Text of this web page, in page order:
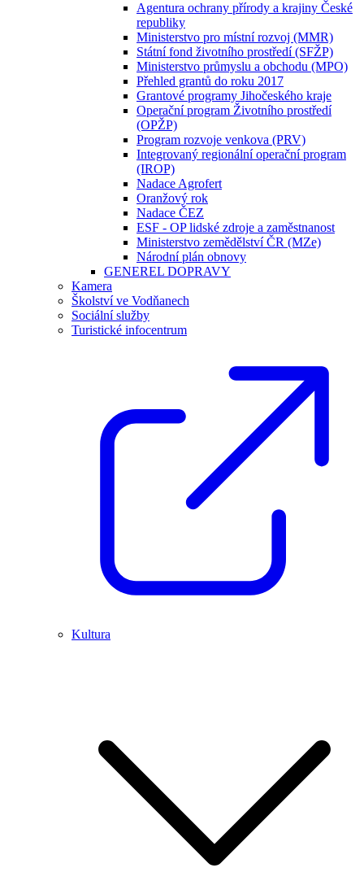
Agentura ochrany přírody a krajiny České
republiky
Ministerstvo pro místní rozvoj (MMR)
Státní fond životního prostředí (SFŽP)
Ministerstvo průmyslu a obchodu (MPO)
Přehled grantů do roku 2017
Grantové programy Jihočeského kraje
Operační program Životního prostředí
(OPŽP)
Program rozvoje venkova (PRV)
Integrovaný regionální operační program
(IROP)
Nadace Agrofert
Oranžový rok
Nadace ČEZ
ESF - OP lidské zdroje a zaměstnanost
Ministerstvo zemědělství ČR (MZe)
Národní plán obnovy
GENEREL DOPRAVY
Kamera
Školství ve Vodňanech
Sociální služby
Turistické infocentrum
Kultura